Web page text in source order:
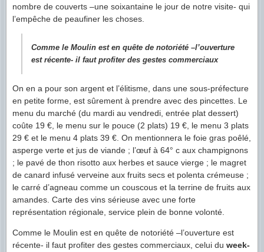
nombre de couverts –une soixantaine le jour de notre visite- qui
l’empêche de peaufiner les choses.
Comme le Moulin est en quête de notoriété –l’ouverture
est récente- il faut profiter des gestes commerciaux
On en a pour son argent et l’élitisme, dans une sous-préfecture
en petite forme, est sûrement à prendre avec des pincettes. Le
menu du marché (du mardi au vendredi, entrée plat dessert)
coûte 19 €, le menu sur le pouce (2 plats) 19 €, le menu 3 plats
29 € et le menu 4 plats 39 €. On mentionnera le foie gras poêlé,
asperge verte et jus de viande ; l’œuf à 64° c aux champignons
; le pavé de thon risotto aux herbes et sauce vierge ; le magret
de canard infusé verveine aux fruits secs et polenta crémeuse ;
le carré d’agneau comme un couscous et la terrine de fruits aux
amandes. Carte des vins sérieuse avec une forte
représentation régionale, service plein de bonne volonté.
Comme le Moulin est en quête de notoriété –l’ouverture est
récente- il faut profiter des gestes commerciaux, celui du week-